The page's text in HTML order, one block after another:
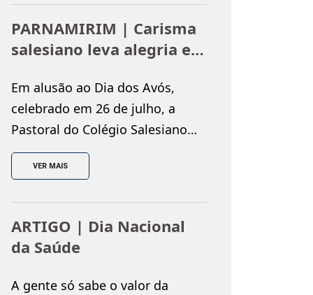
leitura dos estudantes, o
Colégio Salesiano promoveu, no
dia 31 de julho, a
atividade “Viajando na
Literatura”, levando os alunos do
PARNAMIRIM | Carisma
salesiano leva alegria e
Instituto Juvino Barreto
Em alusão ao Dia dos Avós,
celebrado em 26 de julho, a
Pastoral do Colégio Salesiano
Dom Bosco promoveu uma
visita ao Instituto Juvino
acolhimento, pela solidariedade
e pela convivência entre
gerações. A ação reuniu
VER MAIS
ARTIGO | Dia Nacional
da Saúde
A gente só sabe o valor da